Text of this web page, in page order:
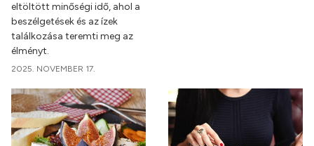
eltöltött minőségi idő, ahol a
beszélgetések és az ízek
találkozása teremti meg az
élményt.
2025. NOVEMBER 17.